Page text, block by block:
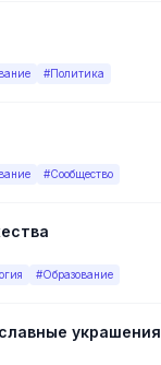
#Политика
#Сообщество
#Образование
украшения